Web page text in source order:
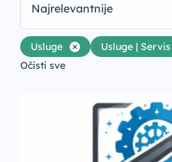
Najrelevantnije
Usluge
Usluge |
Očisti sve